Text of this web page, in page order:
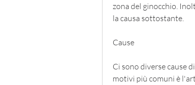
zona del ginocchio.
la causa sottostante.
Cause
Ci sono diverse cause
motivi più comuni è